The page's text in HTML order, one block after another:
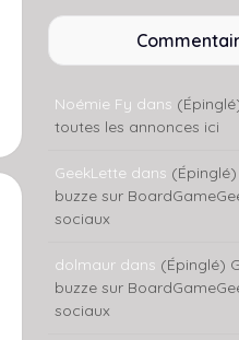
Noémie Fy dans
toutes les annonces ici
GeekLette dans
buzze sur
sociaux
dolmaur dans (Épinglé)
buzze sur
sociaux